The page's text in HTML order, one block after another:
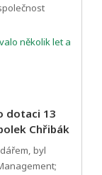
několik let a
dotaci 13
Chřibák
byl